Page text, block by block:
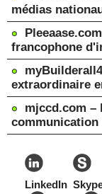
médias
francophone
extraordinaire
mjccd.com –
communication
LinkedIn